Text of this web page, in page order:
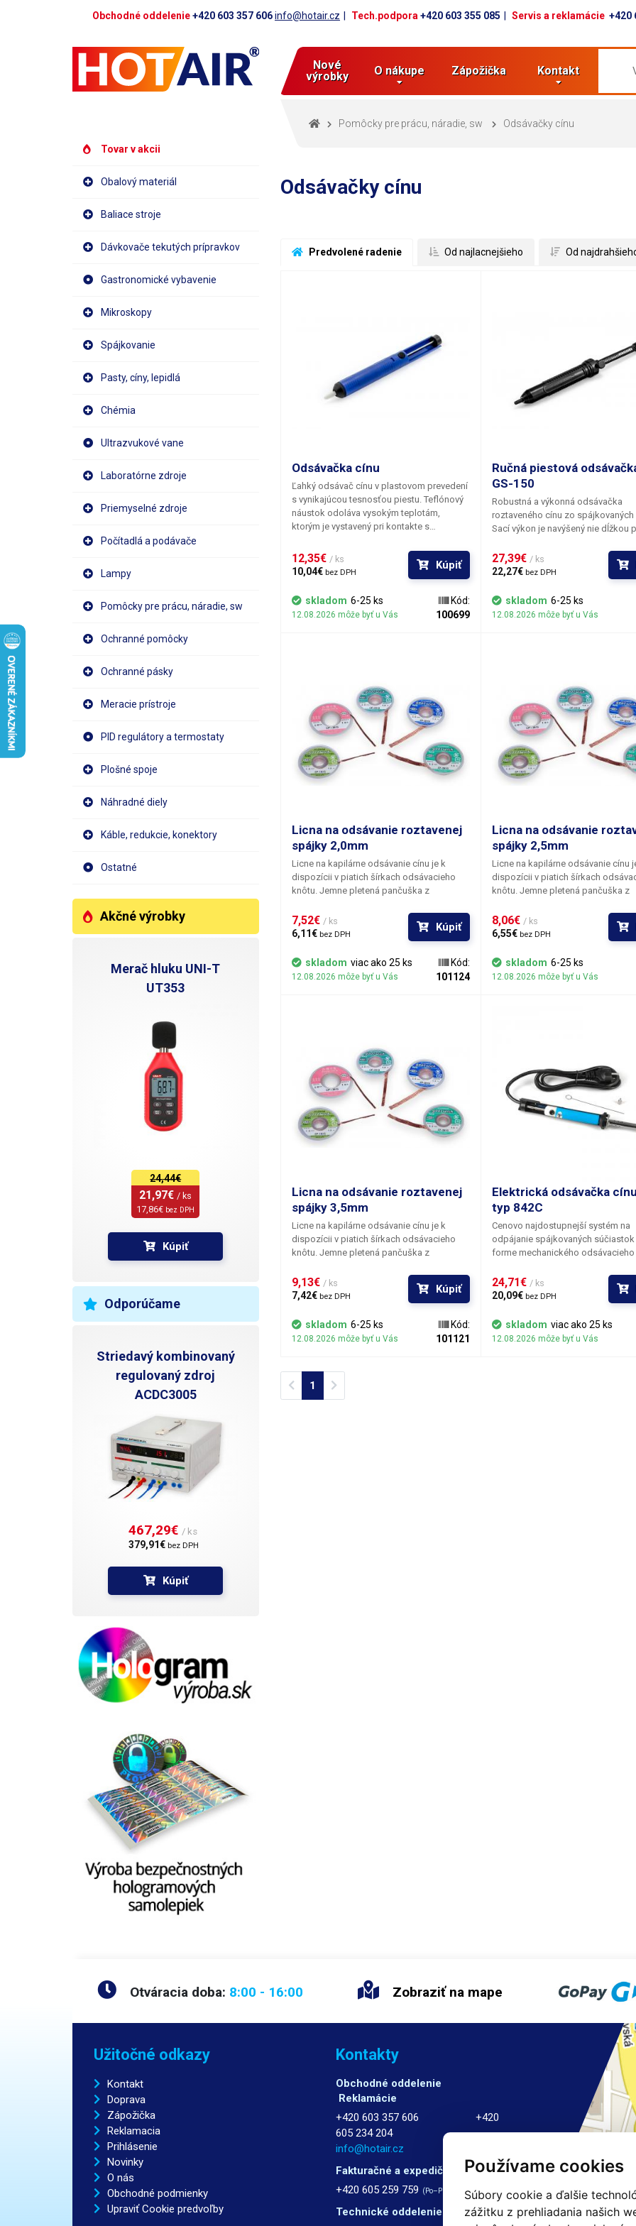
Používame cookies
Súbory cookie a ďalšie
zážitku z prehliadania našich
Obchodné oddelenie+420 603 357 606info@hotair.cz Tech.podpora +420 603 355 085 Servis a reklamácie +420
Nové
výrobky
O nákupe Zápožička Kontakt
Tovar v akcii
Obalový materiál
Baliace stroje
Dávkovače tekutých prípravkov
Gastronomické vybavenie
Mikroskopy
Spájkovanie
Pasty, cíny, lepidlá
Chémia
Ultrazvukové vane
Laboratórne zdroje
Priemyselné zdroje
Počítadlá a podávače
Lampy
Pomôcky pre prácu, náradie, sw
Ochranné pomôcky
Ochranné pásky
Meracie prístroje
PID regulátory a termostaty
Plošné spoje
Náhradné diely
Káble, redukcie, konektory
Ostatné
Akčné výrobky
Merač hluku UNI-T
UT353
24,44€
21,97€ / ks
17,86€ bez DPH
Kúpiť
Odporúčame
Striedavý kombinovaný
regulovaný zdroj
ACDC3005
467,29€ / ks
379,91€ bez DPH
Kúpiť
Pomôcky pre prácu, náradie, sw Odsávačky cínu
Odsávačky cínu
Predvolené radenie Od najlacnejšieho Od
Odsávačka cínu
Ľahký odsávač cínu v plastovom prevedení
s vynikajúcou tesnosťou piestu. Teflónový
náustok odoláva vysokým teplotám,
ktorým je vystavený pri kontakte s
12,35€ / ks
10,04€ bez DPH
Kúpiť
skladom 6-25 ks
12.08.2026 môže byť u Vás
Kód:
100699
Ručná piestová
GS-150
Robustná a výkonná odsávačka
roztaveného cínu zo
Sací výkon je navýšený nie dĺžkou
kombinácii s tuhšou pružinou.
Mechanizmus pružiny a piestu je
konštruovaný tak, aby eliminoval
pri odsávaní - pri doraze piestu do
polohy. Silikónovou vazelínou
tesniaci o-krúžok na pieste zaručuje
27,39€ / ks
22,27€ bez DPH
skladom 6-25 ks
12.08.2026 môže byť u Vás
Licna na odsávanie roztavenej
spájky 2,0mm
Licne na kapilárne odsávanie cínu je k
dispozícii v piatich šírkach odsávacieho
knôtu. Jemne pletená pančuška z
natiahne roztavenú spájkovaciu zliatinu zo
všetkých typov spájkovaných spojov alebo
povrchu vrátane kontaktných plôšok BGA
obvodov. Dĺžka odsávacieho lanka je pre
všetky šírky rovnaká a je cca 1,5 metra.
7,52€ / ks
6,11€ bez DPH
Kúpiť
skladom viac ako 25 ks
12.08.2026 môže byť u Vás
Kód:
101124
Licna na odsávanie
spájky 2,5mm
Licne na kapilárne odsávanie cínu
dispozícii v piatich šírkach
knôtu. Jemne pletená pančuška z
natiahne roztavenú spájkovaciu
všetkých typov spájkovaných
povrchu vrátane kontaktných
obvodov. Dĺžka odsávacieho lanka
všetky šírky rovnaká a je cca 1,5
8,06€ / ks
6,55€ bez DPH
skladom 6-25 ks
12.08.2026 môže byť u Vás
Licna na odsávanie roztavenej
spájky 3,5mm
Licne na kapilárne odsávanie cínu je k
dispozícii v piatich šírkach odsávacieho
knôtu. Jemne pletená pančuška z
natiahne roztavenú spájkovaciu zliatinu zo
všetkých typov spájkovaných spojov alebo
povrchu vrátane kontaktných plôšok BGA
obvodov. Dĺžka odsávacieho lanka je pre
všetky šírky rovnaká a je cca 1,5 metra.
9,13€ / ks
7,42€ bez DPH
Kúpiť
skladom 6-25 ks
12.08.2026 môže byť u Vás
Kód:
101121
Elektrická odsávačka
typ 842C
Cenovo najdostupnejší systém na
odpájanie spájkovaných súčiastok
forme mechanického odsávacieho
použiť všade tam, kde sa vzhľadom
nízke prevádzkové zaťaženie
kupovať nákladnú odpájkovaciu
len občas je potrebné použiť
Bez základnej odpájkovacej
nezaberá extraktor cínu prakticky
24,71€ / ks
20,09€ bez DPH
skladom viac ako 25 ks
12.08.2026 môže byť u Vás
Previous
1 Next
Otváracia doba: 8:00 - 16:00 Zobraziť na mape
Užitočné odkazy
Kontakt
Doprava
Zápožička
Reklamacia
Prihlásenie
Novinky
O nás
Obchodné podmienky
Upraviť Cookie predvoľby
Kontakty
Obchodné oddelenie
Reklamácie
+420 603 357 606 +420
605 234 204
info@hotair.cz
Fakturačné a expedičné oddelenie
+420 605 259 759 (Po–Pia: 7:30 – 15:00)
Technické oddelenie